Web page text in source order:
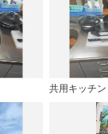
共用キッチン